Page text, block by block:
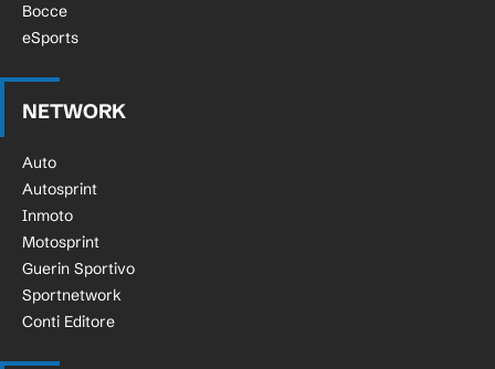
Bocce
eSports
NETWORK
Auto
Autosprint
Inmoto
Motosprint
Guerin Sportivo
Sportnetwork
Conti Editore